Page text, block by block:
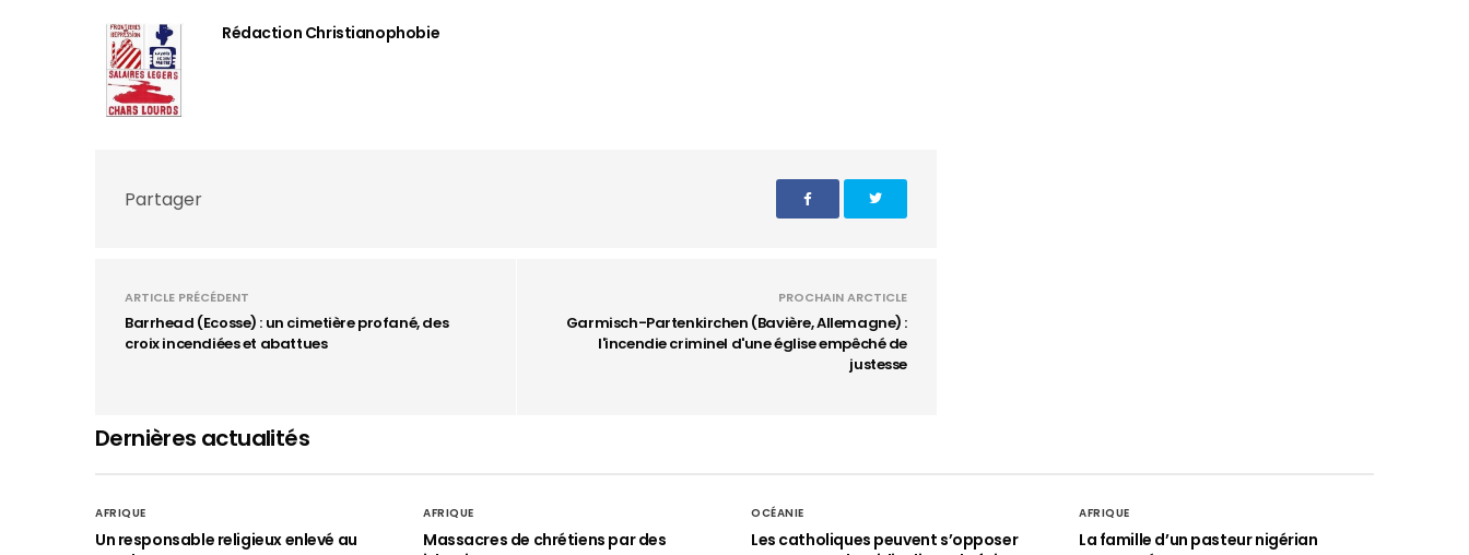
Rédaction Christianophobie
Partager
ARTICLE PRÉCÉDENT
Barrhead (Ecosse) : un cimetière profané, des
croix incendiées et abattues
PROCHAIN ARCTICLE
Garmisch-Partenkirchen (Bavière, Allemagne) :
l'incendie criminel d'une église empêché de
justesse
Dernières actualités
AFRIQUE
Un responsable religieux enlevé au
AFRIQUE
Massacres de chrétiens par des
OCÉANIE
Les catholiques peuvent s’opposer
AFRIQUE
La famille d’un pasteur nigérian